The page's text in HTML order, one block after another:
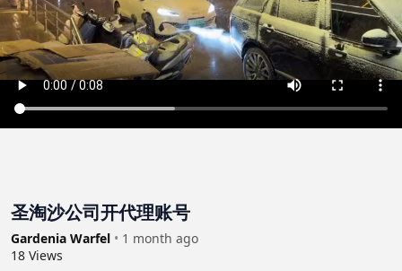
圣淘沙公司开代理账号
Gardenia Warfel • 1 month ago
18 Views